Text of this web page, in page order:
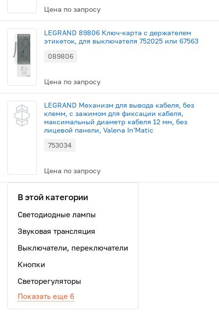
Цена по запросу
LEGRAND 89806 Ключ-карта с держателем
этикеток, для выключателя 752025 или 67563
089806
Цена по запросу
LEGRAND Механизм для вывода кабеля, без
клемм, с зажимом для фиксации кабеля,
максимальный диаметр кабеля 12 мм, без
лицевой панели, Valena In'Matic
753034
Цена по запросу
В этой категории
Светодиодные лампы
Звуковая трансляция
Выключатели, переключатели
Кнопки
Светорегуляторы
Показать еще 6